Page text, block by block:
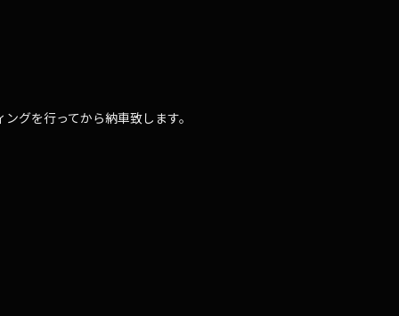
グを行ってから納車致します。